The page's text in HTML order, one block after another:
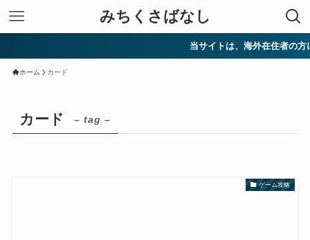
みちくさばなし
当サイトは、海外在住者の方に
ホーム カード
カード – tag –
ゲーム攻略